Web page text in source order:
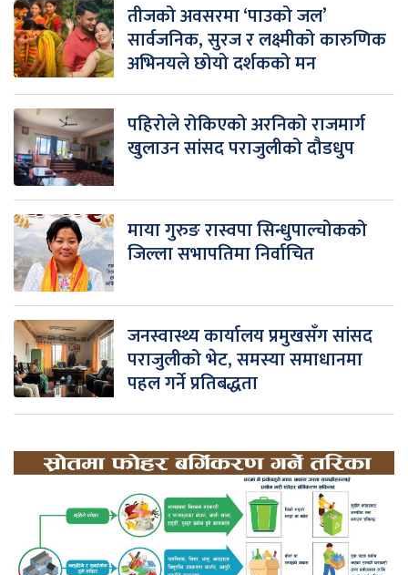
तीजको अवसरमा ‘पाउको जल’
सार्वजनिक, सुरज र लक्ष्मीको कारुणिक
अभिनयले छोयो दर्शकको मन
पहिरोले रोकिएको अरनिको राजमार्ग
खुलाउन सांसद पराजुलीको दौडधुप
माया गुरुङ रास्वपा सिन्धुपाल्चोकको
जिल्ला सभापतिमा निर्वाचित
जनस्वास्थ्य कार्यालय प्रमुखसँग सांसद
पराजुलीको भेट, समस्या समाधानमा
पहल गर्ने प्रतिबद्धता